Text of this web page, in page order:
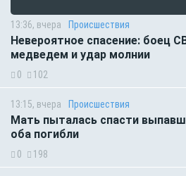
13:36, вчера Происшествия
Невероятное спасение: боец
медведем и удар молнии
0 102
13:15, вчера Происшествия
Мать пыталась спасти
оба погибли
0 198